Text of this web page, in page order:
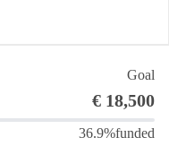
Goal
€ 18,500
36.9%funded